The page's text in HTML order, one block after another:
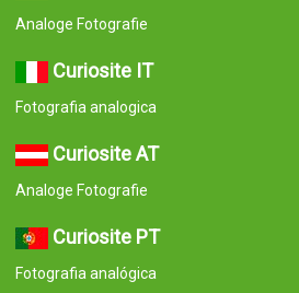
Analoge Fotografie
Curiosite IT
Fotografia analogica
Curiosite AT
Analoge Fotografie
Curiosite PT
Fotografia analógica